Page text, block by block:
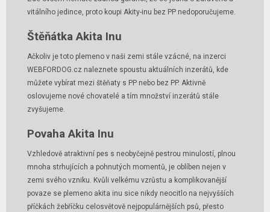
vitálního jedince, proto koupi Akity-inu bez PP nedoporučujeme.
Štěňátka Akita Inu
Ačkoliv je toto plemeno v naši zemi stále vzácné, na inzerci
WEBFORDOG.cz naleznete spoustu aktuálních inzerátů, kde
můžete vybírat mezi štěňaty s PP nebo bez PP. Aktivně
oslovujeme nové chovatelé a tím množství inzerátů stále
zvyšujeme.
Povaha Akita Inu
Vzhledově atraktivní pes s neobyčejně pestrou minulostí, plnou
mnoha strhujících a pohnutých momentů, je oblíben nejen v
zemi svého vzniku. Kvůli velkému vzrůstu a komplikovanější
povaze se plemeno akita inu sice nikdy neocitlo na nejvyšších
příčkách žebříčku celosvětově nejpopulárnějších psů, přesto